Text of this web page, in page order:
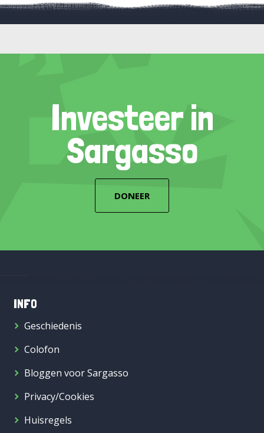
Investeer in
Sargasso
DONEER
INFO
Geschiedenis
Colofon
Bloggen voor Sargasso
Privacy/Cookies
Huisregels